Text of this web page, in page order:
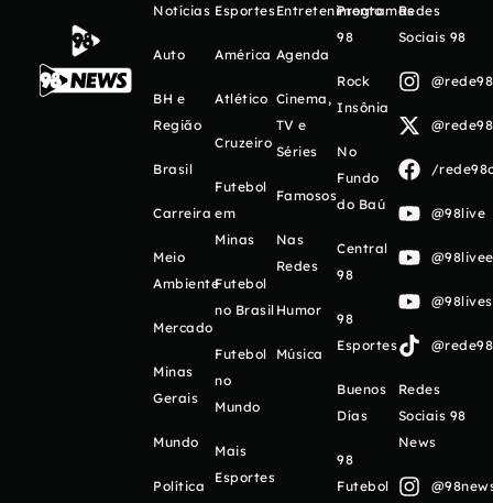
Notícias
Auto
BH e
Região
Brasil
Carreira
Meio
Ambiente
Mercado
Minas
Gerais
Mundo
Política
Esportes
América
Atlético
Cruzeiro
Futebol
em
Minas
Futebol
no Brasil
Futebol
no
Mundo
Mais
Esportes
Entretenimento
Agenda
Cinema,
TV e
Séries
Famosos
Nas
Redes
Humor
Música
Programas
98
Rock
Insônia
No
Fundo
do Baú
Central
98
98
Esportes
Buenos
Días
98
Futebol
Redes
Sociais 98
/
@98live
Redes
Sociais 98
News